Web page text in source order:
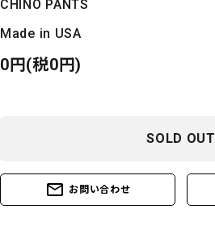
CHINO PANTS
Made in USA
0円(税0円)
SOLD OUT
mail_outline お問い合わせ